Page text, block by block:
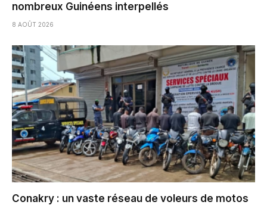
nombreux Guinéens interpellés
8 AOÛT 2026
Conakry : un vaste réseau de voleurs de motos